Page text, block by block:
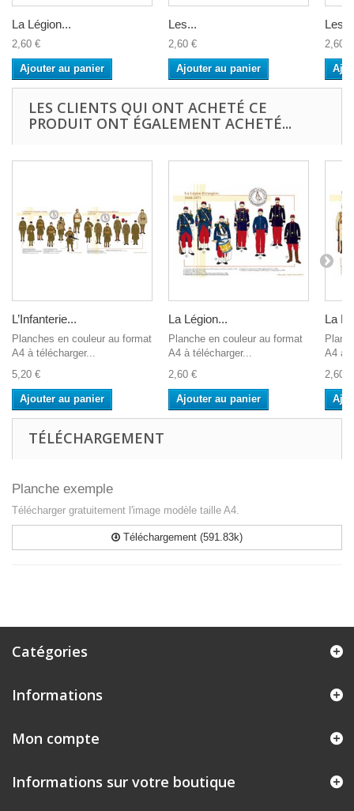
La Légion...
2,60 €
Ajouter au panier
Les...
2,60 €
Ajouter au panier
Les...
2,60 €
LES CLIENTS QUI ONT ACHETÉ CE
PRODUIT ONT ÉGALEMENT ACHETÉ...
L’Infanterie...
Planches en couleur au format
A4 à télécharger...
5,20 €
Ajouter au panier
La Légion...
Planche en couleur au format
A4 à télécharger...
2,60 €
Ajouter au panier
La
A4 à
2,60 €
TÉLÉCHARGEMENT
Planche exemple
Télécharger gratuitement l'image modèle taille A4.
Téléchargement (591.83k)
Catégories
Informations
Mon compte
Informations sur votre boutique